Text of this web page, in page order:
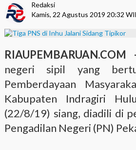
Redaksi
Kamis, 22 Agustus 2019 20:32
RIAUPEMBARUAN.COM
negeri sipil yang
Pemberdayaan
Kabupaten Indragiri
(22/8/19) siang, diadili di
Pengadilan Negeri (PN)